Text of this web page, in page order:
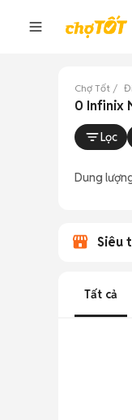
Chợ Tốt
0 Infinix
Lọc
Dung
Siêu
Tất cả